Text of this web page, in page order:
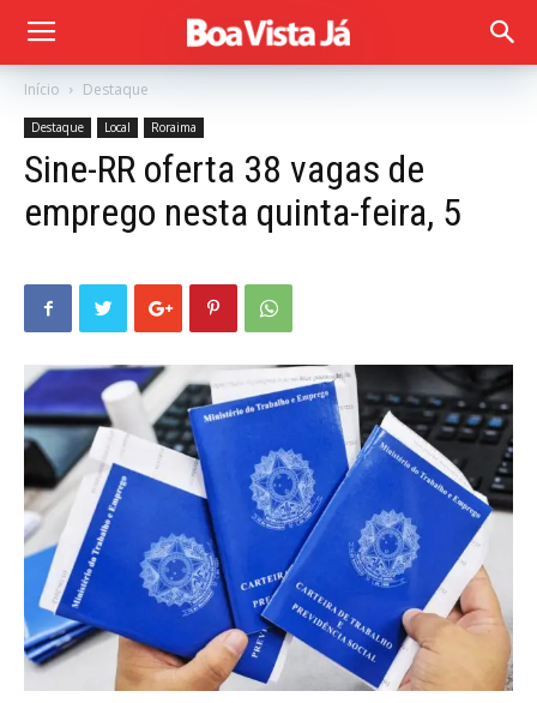
Início Destaque
Destaque Local Roraima
Sine-RR oferta 38 vagas de
emprego nesta quinta-feira, 5